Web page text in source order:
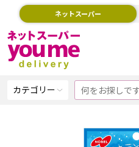
ネットスーパー
カテゴリー